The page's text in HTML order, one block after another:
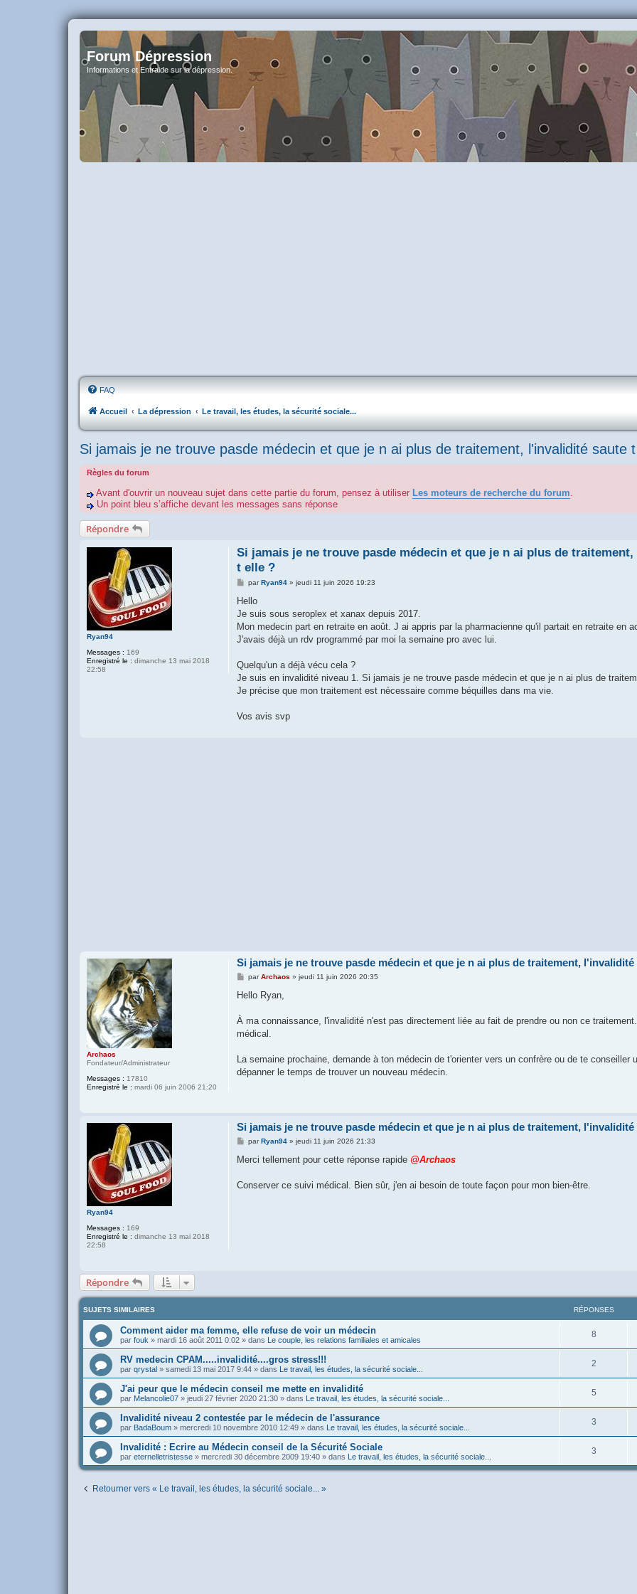
Forum Dépression
Informations et Entraide sur la dépression.
FAQ
Accueil La dépression Le travail, les études, la sécurité sociale...
Si jamais je ne trouve pasde médecin et que je n ai plus de traitement, l'invalidité saute
Règles du forum
Avant d'ouvrir un nouveau sujet dans cette partie du forum, pensez à utiliser Les moteurs de recherche du forum.
Un point bleu s’affiche devant les messages sans réponse
Répondre
Ryan94
Messages : 169
Enregistré le : dimanche 13 mai 2018
22:58
Si jamais je ne trouve pasde médecin et que je n ai plus de
t elle ?
M
s
a
g
parRyan94» jeudi 11 juin 2026 19:23
Hello
Je suis sous seroplex et xanax depuis 2017.
Mon medecin part en retraite en août. J ai appris par la pharmacienne qu'il partait en retraite en
J'avais déjà un rdv programmé par moi la semaine pro avec lui.
Quelqu'un a déjà vécu cela ?
Je suis en invalidité niveau 1. Si jamais je ne trouve pasde médecin et que je n ai plus de
Je précise que mon traitement est nécessaire comme béquilles dans ma vie.
Vos avis svp
Archaos
Fondateur/Administrateur
Messages : 17810
Enregistré le : mardi 06 juin 2006 21:20
Si jamais je ne trouve pasde médecin et que je n ai plus de traitement, l'invalidité
M
s
g
parArchaos » jeudi 11 juin 2026 20:35
Hello Ryan,
À ma connaissance, l'invalidité n'est pas directement liée au fait de prendre ou non ce
médical.
La semaine prochaine, demande à ton médecin de t'orienter vers un confrère ou de te
dépanner le temps de trouver un nouveau médecin.
Ryan94
Messages : 169
Enregistré le : dimanche 13 mai 2018
22:58
Si jamais je ne trouve pasde médecin et que je n ai plus de traitement, l'invalidité
M
s
g
parRyan94» jeudi 11 juin 2026 21:33
Merci tellement pour cette réponse rapide @Archaos
Conserver ce suivi médical. Bien sûr, j'en ai besoin de toute façon pour mon bien-être.
Répondre
SUJETS SIMILAIRES RÉPONSES
Comment aider ma femme, elle refuse de voir un médecin
par fouk » mardi 16 août 2011 0:02 » dans Le couple, les relations familiales et amicales
8
RV medecin CPAM.....invalidité....gros stress!!!
par qrystal » samedi 13 mai 2017 9:44 » dans Le travail, les études, la sécurité sociale...
2
J'ai peur que le médecin conseil me mette en invalidité
par Melancolie07 » jeudi 27 février 2020 21:30 » dans Le travail, les études, la sécurité sociale...
5
Invalidité niveau 2 contestée par le médecin de l'assurance
par BadaBoum » mercredi 10 novembre 2010 12:49 » dans Le travail, les études, la sécurité sociale...
3
Invalidité : Ecrire au Médecin conseil de la Sécurité Sociale
par eternelletristesse » mercredi 30 décembre 2009 19:40 » dans Le travail, les études, la sécurité sociale...
3
Retourner vers « Le travail, les études, la sécurité sociale... »